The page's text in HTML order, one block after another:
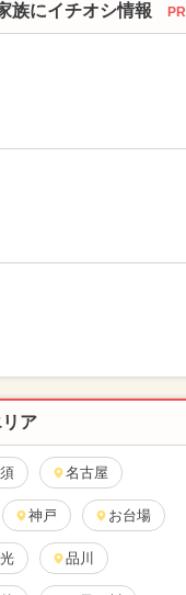
族にイチオシ情報 PR
ア
名古屋
神戸 お台場
品川